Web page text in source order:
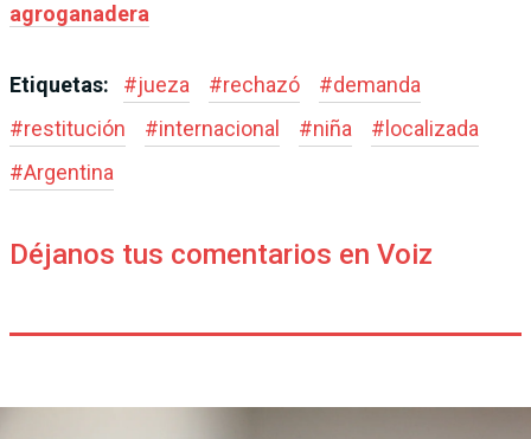
agroganadera
Etiquetas: #jueza #rechazó #demanda
#restitución #internacional #niña # localizada
#Argentina
Déjanos tus comentarios en Voiz